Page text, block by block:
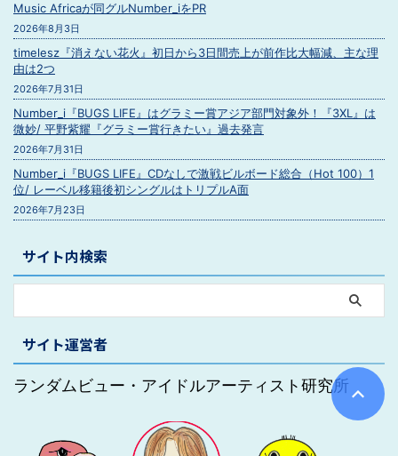
Music Africaが同グルNumber_iをPR
2026年8月3日
timelesz『消えない花火』初日から3日間売上が前作比大幅減、主な理
由は2つ
2026年7月31日
Number_i『BUGS LIFE』はグラミー賞アジア部門対象外！『3XL』は
微妙/ 平野紫耀『グラミー賞行きたい』過去発言
2026年7月31日
Number_i『BUGS LIFE』CDなしで激戦ビルボード総合（Hot 100）1
位/ レーベル移籍後初シングルはトリプルA面
2026年7月23日
サイト内検索
サイト運営者
ランダムビュー・アイドルアーティスト研究所